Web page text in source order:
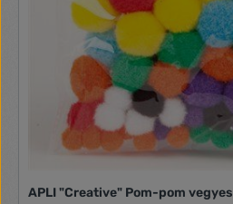
APLI "Creative" Pom-pom